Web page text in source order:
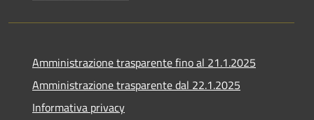
Amministrazione trasparente fino al 21.1.2025
Amministrazione trasparente dal 22.1.2025
Informativa privacy